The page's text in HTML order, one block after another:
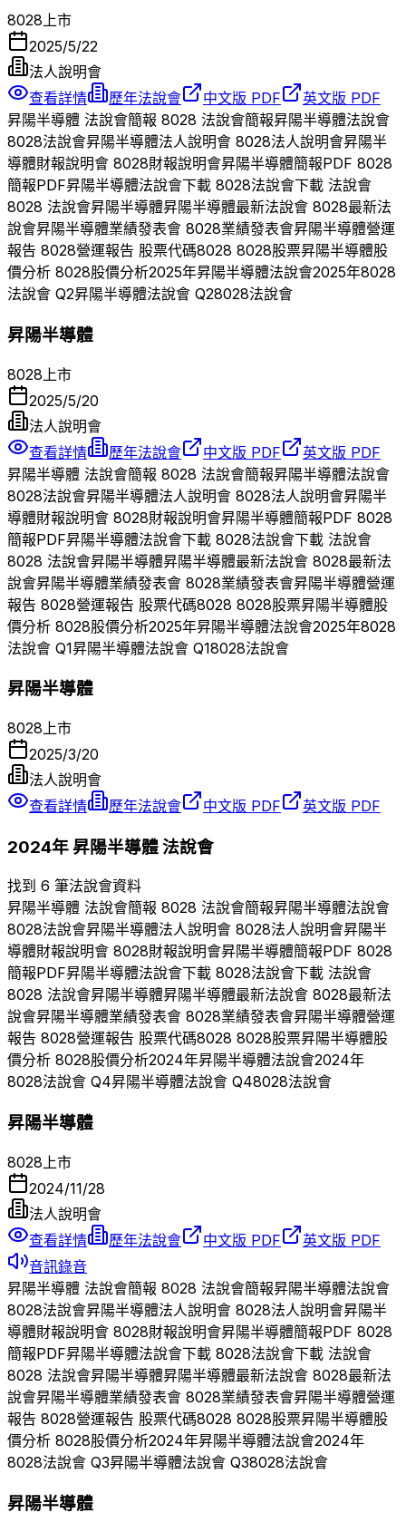
8028上市
2025/5/22
法人說明會
查看詳情
歷年法說會 中文版 PDF
英文版 PDF
昇陽半導體 法說會簡報 8028 法說會簡報昇陽半導體法說會
8028法說會昇陽半導體法人說明會 8028法人說明會昇陽半
導體財報說明會 8028財報說明會昇陽半導體簡報PDF 8028
簡報PDF昇陽半導體法說會下載 8028法說會下載 法說會
8028 法說會昇陽半導體昇陽半導體最新法說會 8028最新法
說會昇陽半導體業績發表會 8028業績發表會昇陽半導體營運
報告 8028營運報告 股票代碼8028 8028股票昇陽半導體股
價分析 8028股價分析2025年昇陽半導體法說會2025年8028
法說會 Q2昇陽半導體法說會 Q28028法說會
昇陽半導體
8028 上市
2025/5/20
法人說明會
查看詳情
歷年法說會 中文版 PDF
英文版 PDF
昇陽半導體 法說會簡報 8028 法說會簡報昇陽半導體法說會
8028法說會昇陽半導體法人說明會 8028法人說明會昇陽半
導體財報說明會 8028財報說明會昇陽半導體簡報PDF 8028
簡報PDF昇陽半導體法說會下載 8028法說會下載 法說會
8028 法說會昇陽半導體昇陽半導體最新法說會 8028最新法
說會昇陽半導體業績發表會 8028業績發表會昇陽半導體營運
報告 8028營運報告 股票代碼8028 8028股票昇陽半導體股
價分析 8028股價分析2025年昇陽半導體法說會2025年8028
法說會 Q1昇陽半導體法說會 Q18028法說會
昇陽半導體
8028上市
2025/3/20
法人說明會
查看詳情
歷年法說會 中文版 PDF 英文版 PDF
2024年昇陽半導體法說會
找到 6 筆法說會資料
昇陽半導體 法說會簡報 8028 法說會簡報昇陽半導體法說會
8028法說會昇陽半導體法人說明會 8028法人說明會昇陽半
導體財報說明會 8028財報說明會昇陽半導體簡報PDF 8028
簡報PDF昇陽半導體法說會下載 8028法說會下載 法說會
8028 法說會昇陽半導體昇陽半導體最新法說會 8028最新法
說會昇陽半導體業績發表會 8028業績發表會昇陽半導體營運
報告 8028營運報告 股票代碼8028 8028股票昇陽半導體股
價分析 8028股價分析2024年昇陽半導體法說會2024年
8028法說會 Q4昇陽半導體法說會 Q48028法說會
昇陽半導體
8028 上市
2024/11/28
法人說明會
查看詳情
歷年法說會 中文版 PDF
英文版 PDF
音訊錄音
昇陽半導體 法說會簡報 8028 法說會簡報昇陽半導體法說會
8028法說會昇陽半導體法人說明會 8028法人說明會昇陽半
導體財報說明會 8028財報說明會昇陽半導體簡報PDF 8028
簡報PDF昇陽半導體法說會下載 8028法說會下載 法說會
8028 法說會昇陽半導體昇陽半導體最新法說會 8028最新法
說會昇陽半導體業績發表會 8028業績發表會昇陽半導體營運
報告 8028營運報告 股票代碼8028 8028股票昇陽半導體股
價分析 8028股價分析2024年昇陽半導體法說會2024年
8028法說會 Q3昇陽半導體法說會 Q38028法說會
昇陽半導體